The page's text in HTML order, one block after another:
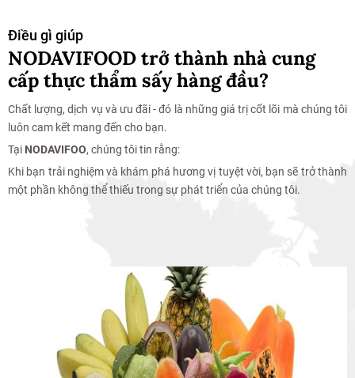
Điều gì giúp
NODAVIFOOD trở thành nhà cung
cấp thực thẩm sấy hàng đầu?
Chất lượng, dịch vụ và ưu đãi - đó là những giá trị cốt lõi mà chúng tôi
luôn cam kết mang đến cho bạn.
Tại NODAVIFOO, chúng tôi tin rằng:
Khi bạn trải nghiệm và khám phá hương vị tuyệt vời, bạn sẽ trở thành
một phần không thể thiếu trong sự phát triển của chúng tôi.